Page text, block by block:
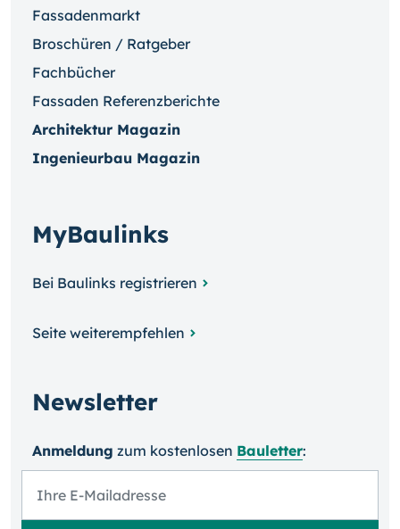
Fassadenmarkt
Broschüren / Ratgeber
Fachbücher
Fassaden Referenzberichte
Architektur Magazin
Ingenieurbau Magazin
MyBaulinks
Bei Baulinks registrieren
Seite weiterempfehlen
Newsletter
Anmeldung zum kosten­losen Bauletter: